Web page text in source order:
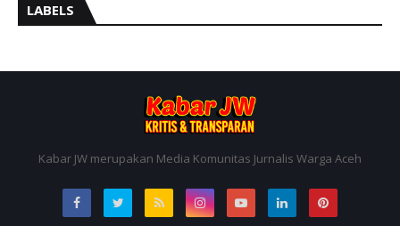
LABELS
Kabar JW merupakan Media Komunitas Jurnalis Warga Aceh